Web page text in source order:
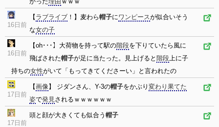
16日前
【 ラブライブ ！】麦わら帽子にワンピースが似合いそう
な女の子
16日前
【oh･･･】大荷物を持って駅の階段を下りていたら風に
飛ばされた帽子が足に当たった。見上げると 階段上に子
持ちの女性がいて「もってきてくださーい」と言われたの
17日前
【画像】 ジダンさん、Y-3の帽子をかぶり 変わり果てた
姿で発見されるｗｗｗｗｗｗ
17日前
頭と顔が大きくても似合う 帽子